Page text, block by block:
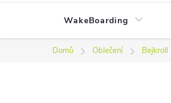
WakeBoarding
Domů Oblečení Bejkroll